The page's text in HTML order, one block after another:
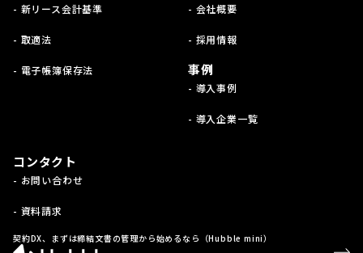
- 新リース会計基準
- 取適法
- 電子帳簿保存法
- 会社概要
- 採用情報
事例
- 導入事例
- 導入企業一覧
コンタクト
- お問い合わせ
- 資料請求
契約DX、まずは締結文書の管理から始めるなら（Hubble mini）